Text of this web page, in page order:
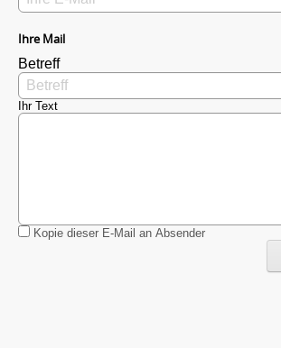
Ihre Mail
Betreff
Ihr Text
Kopie dieser E-Mail an Absender